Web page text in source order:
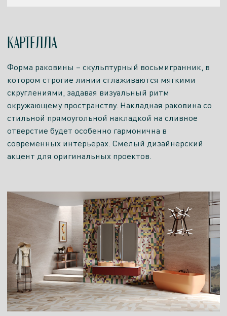
КАРТЕЛЛА
Форма раковины – скульптурный восьмигранник, в
котором строгие линии сглаживаются мягкими
скруглениями, задавая визуальный ритм
окружающему пространству. Накладная раковина со
стильной прямоугольной накладкой на сливное
отверстие будет особенно гармонична в
современных интерьерах. Смелый дизайнерский
акцент для оригинальных проектов.